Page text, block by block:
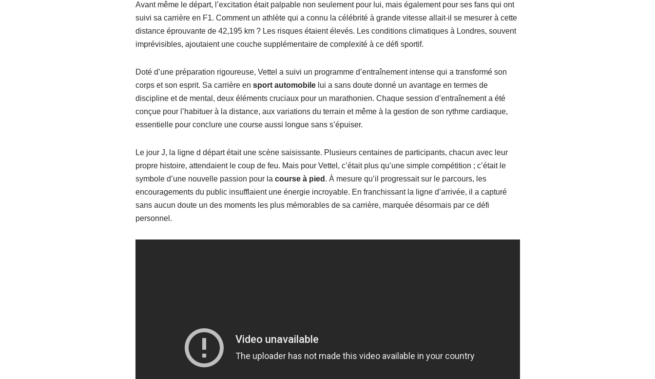
Avant même le départ, l’excitation était palpable non seulement pour lui, mais également pour ses fans qui ont
suivi sa carrière en F1. Comment un athlète qui a connu la célébrité à grande vitesse allait-il se mesurer à cette
distance éprouvante de 42,195 km ? Les risques étaient élevés. Les conditions climatiques à Londres, souvent
imprévisibles, ajoutaient une couche supplémentaire de complexité à ce défi sportif.
Doté d’une préparation rigoureuse, Vettel a suivi un programme d’entraînement intense qui a transformé son
corps et son esprit. Sa carrière en sport automobilelui a sans doute donné un avantage en termes de
discipline et de mental, deux éléments cruciaux pour un marathonien. Chaque session d’entraînement a été
conçue pour l’habituer à la distance, aux variations du terrain et même à la gestion de son rythme cardiaque,
essentielle pour conclure une course aussi longue sans s’épuiser.
Le jour J, la ligne d départ était une scène saisissante. Plusieurs centaines de participants, chacun avec leur
propre histoire, attendaient le coup de feu. Mais pour Vettel, c’était plus qu’une simple compétition ; c’était le
symbole d’une nouvelle passion pour la course à pied . À mesure qu’il progressait sur le parcours, les
encouragements du public insufflaient une énergie incroyable. En franchissant la ligne d’arrivée, il a capturé
sans aucun doute un des moments les plus mémorables de sa carrière, marquée désormais par ce défi
personnel.